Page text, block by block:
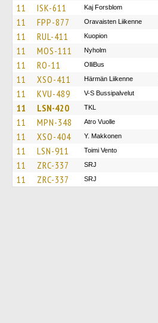
11 ISK-611 Kaj Forsblom
11 FPP-877 Oravaisten Liikenne
11 RUL-411 Kuopion
11 MOS-111 Nyholm
11 RO-11 OlliBus
11 XSO-411 Härmän Liikenne
11 KVU-489 V-S Bussipalvelut
11 LSN-420 TKL
11 MPN-348 Atro Vuolle
11 XSO-404 Y. Makkonen
11 LSN-911 Toimi Vento
11 ZRC-337 SRJ
11 ZRC-337 SRJ